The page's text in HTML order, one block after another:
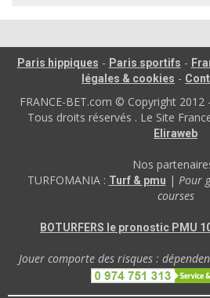
Paris hippiques - Paris sportifs -
légales & cookies -
FRANCE-BET.com © Copyright
Tous droits réservés . Le Site
Eliraweb
Nos
TURFOMANIA : Turf & pmu | Pour
courses
BOTURFERS le pronostic PMU
Jouer comporte des risques :